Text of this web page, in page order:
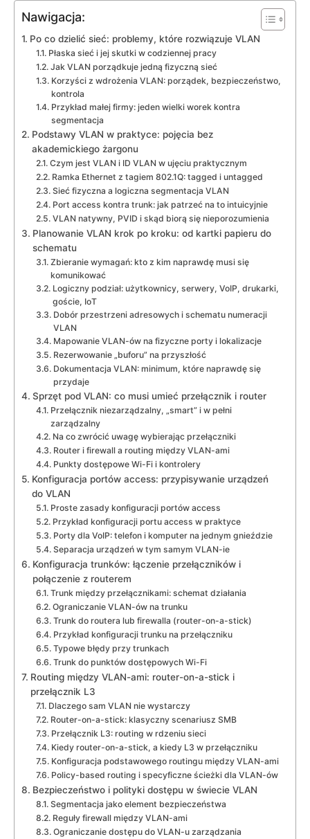
Nawigacja:
Po co dzielić sieć: problemy, które rozwiązuje VLAN
Płaska sieć i jej skutki w codziennej pracy
Jak VLAN porządkuje jedną fizyczną sieć
Korzyści z wdrożenia VLAN: porządek, bezpieczeństwo,
kontrola
Przykład małej firmy: jeden wielki worek kontra
segmentacja
Podstawy VLAN w praktyce: pojęcia bez
akademickiego żargonu
Czym jest VLAN i ID VLAN w ujęciu praktycznym
Ramka Ethernet z tagiem 802.1Q: tagged i untagged
Sieć fizyczna a logiczna segmentacja VLAN
Port access kontra trunk: jak patrzeć na to intuicyjnie
VLAN natywny, PVID i skąd biorą się nieporozumienia
Planowanie VLAN krok po kroku: od kartki papieru do
schematu
Zbieranie wymagań: kto z kim naprawdę musi się
komunikować
Logiczny podział: użytkownicy, serwery, VoIP, drukarki,
goście, IoT
Dobór przestrzeni adresowych i schematu numeracji
VLAN
Mapowanie VLAN-ów na fizyczne porty i lokalizacje
Rezerwowanie „buforu” na przyszłość
Dokumentacja VLAN: minimum, które naprawdę się
przydaje
Sprzęt pod VLAN: co musi umieć przełącznik i router
Przełącznik niezarządzalny, „smart” i w pełni
zarządzalny
Na co zwrócić uwagę wybierając przełączniki
Router i firewall a routing między VLAN-ami
Punkty dostępowe Wi-Fi i kontrolery
Konfiguracja portów access: przypisywanie urządzeń
do VLAN
Proste zasady konfiguracji portów access
Przykład konfiguracji portu access w praktyce
Porty dla VoIP: telefon i komputer na jednym gnieździe
Separacja urządzeń w tym samym VLAN-ie
Konfiguracja trunków: łączenie przełączników i
połączenie z routerem
Trunk między przełącznikami: schemat działania
Ograniczanie VLAN-ów na trunku
Trunk do routera lub firewalla (router-on-a-stick)
Przykład konfiguracji trunku na przełączniku
Typowe błędy przy trunkach
Trunk do punktów dostępowych Wi-Fi
Routing między VLAN-ami: router-on-a-stick i
przełącznik L3
Dlaczego sam VLAN nie wystarczy
Router-on-a-stick: klasyczny scenariusz SMB
Przełącznik L3: routing w rdzeniu sieci
Kiedy router-on-a-stick, a kiedy L3 w przełączniku
Konfiguracja podstawowego routingu między VLAN-ami
Policy-based routing i specyficzne ścieżki dla VLAN-ów
Bezpieczeństwo i polityki dostępu w świecie VLAN
Segmentacja jako element bezpieczeństwa
Reguły firewall między VLAN-ami
Ograniczanie dostępu do VLAN-u zarządzania